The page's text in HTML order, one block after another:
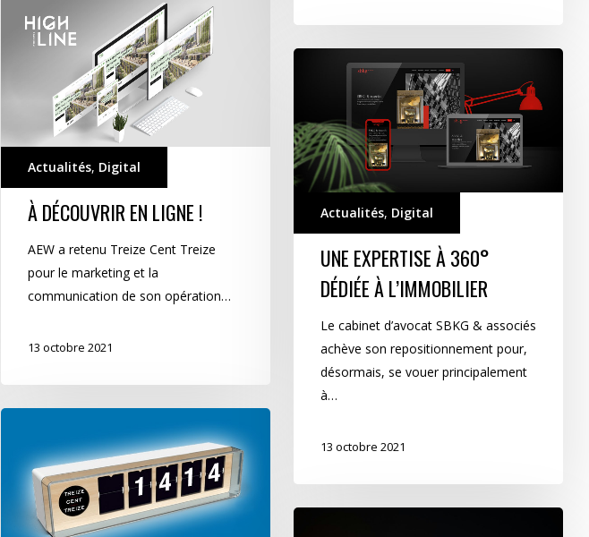
découvrir
Actualités, Digital
À DÉCOUVRIR EN LIGNE !
AEW a retenu Treize Cent Treize
pour le marketing et la
communication de son opération…
13 octobre 2021
360°
dédiée
à
l’immobilier
Actualités, Digital
UNE EXPERTISE À 360°
DÉDIÉE À L’IMMOBILIER
Le cabinet d’avocat SBKG & associés
achève son repositionnement pour,
désormais, se vouer principalement
à…
13 octobre 2021
Sociaux…